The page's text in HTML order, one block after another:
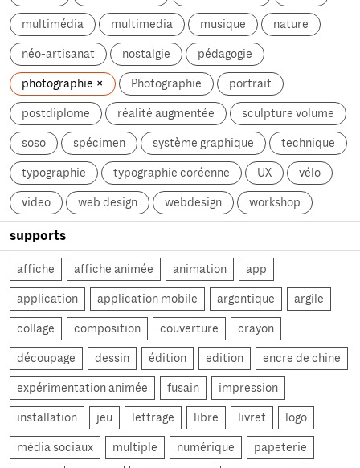
multimédia multimedia musique nature
néo-artisanat nostalgie pédagogie
photographie Photographie portrait
postdiplome réalité augmentée sculpture volume
soso spécimen système graphique technique
typographie typographie coréenne UX vélo
video web design webdesign workshop
supports
affiche affiche animée animation app
application application mobile argentique argile
collage composition couverture crayon
découpage dessin édition edition encre de chine
expérimentation animée fusain impression
installation jeu lettrage libre livret logo
média sociaux multiple numérique papeterie